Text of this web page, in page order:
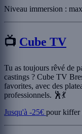
Niveau immersion :
📺 Cube TV
Tu as toujours rêvé de
castings ? Cube TV
favorites, avec des
professionnels. 🕺💃
Jusqu'à -25€ pour kiffer